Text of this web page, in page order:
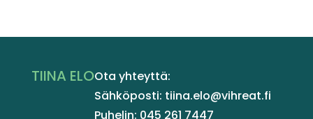
TIINA ELOOta yhteyttä:
Sähköposti: tiina.elo@vihreat.fi
Puhelin: 045 261 7447